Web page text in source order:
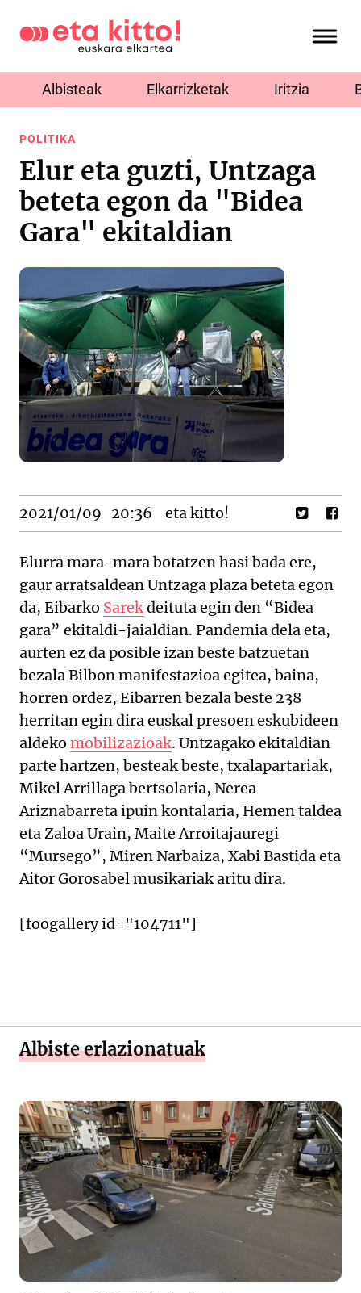
Albisteak Elkarrizketak Iritzia
POLITIKA
Elur eta guzti, Untzaga
beteta egon da "Bidea
Gara" ekitaldian
2021/01/09 20:36 eta kitto!
Elurra mara-mara botatzen hasi bada ere,
gaur arratsaldean Untzaga plaza beteta egon
da, Eibarko Sarekdeituta egin den “Bidea
gara” ekitaldi-jaialdian. Pandemia dela eta,
aurten ez da posible izan beste batzuetan
bezala Bilbon manifestazioa egitea, baina,
horren ordez, Eibarren bezala beste 238
herritan egin dira euskal presoen eskubideen
aldeko mobilizazioak. Untzagako ekitaldian
parte hartzen, besteak beste, txalapartariak,
Mikel Arrillaga bertsolaria, Nerea
Ariznabarreta ipuin kontalaria, Hemen taldea
eta Zaloa Urain, Maite Arroitajauregi
“Mursego”, Miren Narbaiza, Xabi Bastida eta
Aitor Gorosabel musikariak aritu dira.
[foogallery id="104711"]
Albiste erlazionatuak